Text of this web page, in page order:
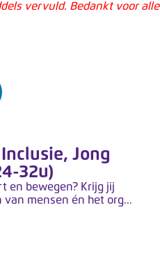
vervuld. Bedankt voor alle
Jong
32u)
en bewegen? Krijg jij
mensen én het org...